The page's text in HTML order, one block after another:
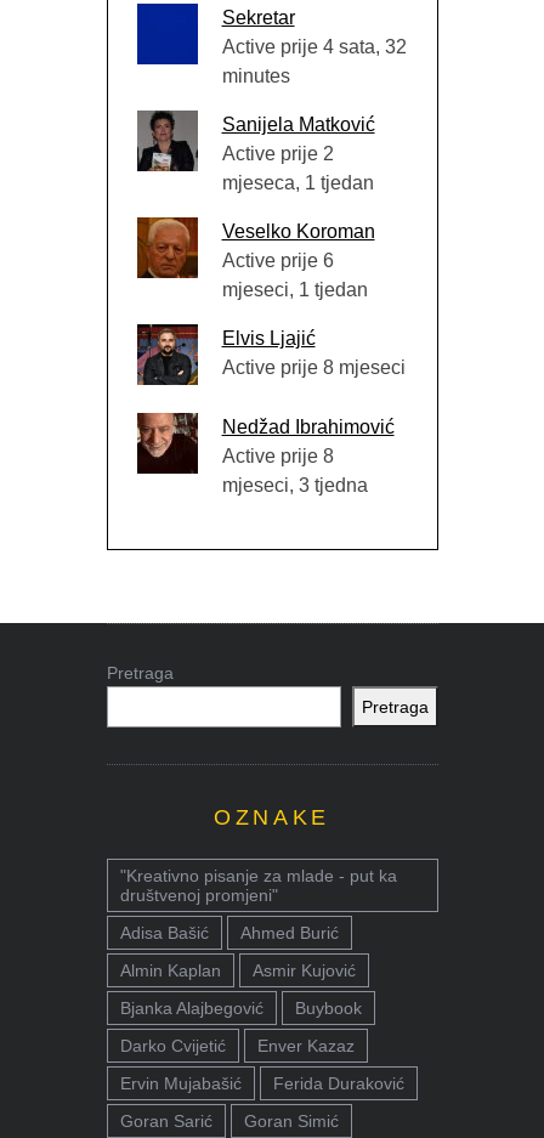
Sekretar
Active prije 4 sata, 32
minutes
Sanijela Matković
Active prije 2
mjeseca, 1 tjedan
Veselko Koroman
Active prije 6
mjeseci, 1 tjedan
Elvis Ljajić
Active prije 8 mjeseci
Nedžad Ibrahimović
Active prije 8
mjeseci, 3 tjedna
Pretraga
Pretraga
OZNAKE
"Kreativno pisanje za mlade - put ka
društvenoj promjeni"
Adisa Bašić
Ahmed Burić
Almin Kaplan
Asmir Kujović
Bjanka Alajbegović
Buybook
Darko Cvijetić
Enver Kazaz
Ervin Mujabašić
Ferida Duraković
Goran Sarić
Goran Simić